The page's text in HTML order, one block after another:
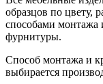
образцов по цвету,
способами монтажа
фурнитуры.
Способ монтажа и
выбирается